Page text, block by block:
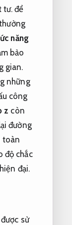
tư.để
năng
bảo
gian.
những
công
z còn
đường
toàn
độ chắc
đại.
sử